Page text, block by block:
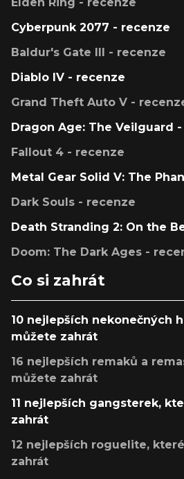
Cyberpunk 2077 - recenze
Baldur's Gate III - recenze
Diablo IV - recenze
Grand Theft Auto V -
Dragon Age: The Veilguard
Fallout 4 - recenze
Metal Gear Solid V: The
Dark Souls - recenze
Death Stranding 2: On the
Doom: The Dark Ages -
Co si zahrát
10 nejlepších nekonečných
můžete zahrát
16 nejlepších remaků a
můžete zahrát
11 nejlepších gangsterek,
zahrát
12 nejlepších roguelite,
zahrát